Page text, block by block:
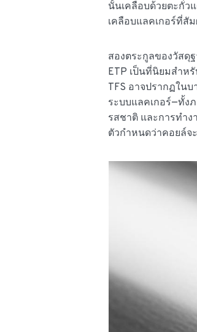
นั้นเคลือบด้วยตะกั่ว
เคลือบแลคเกอร์ที่สั
สองตระกูลของวัสดุ
ETP เป็นที่นิยมสำห
TFS อาจปรากฏใน
ระบบแลคเกอร์—ทั้ง
รสชาติ และการทำ
ตัวกำหนดว่าคอยล์จ